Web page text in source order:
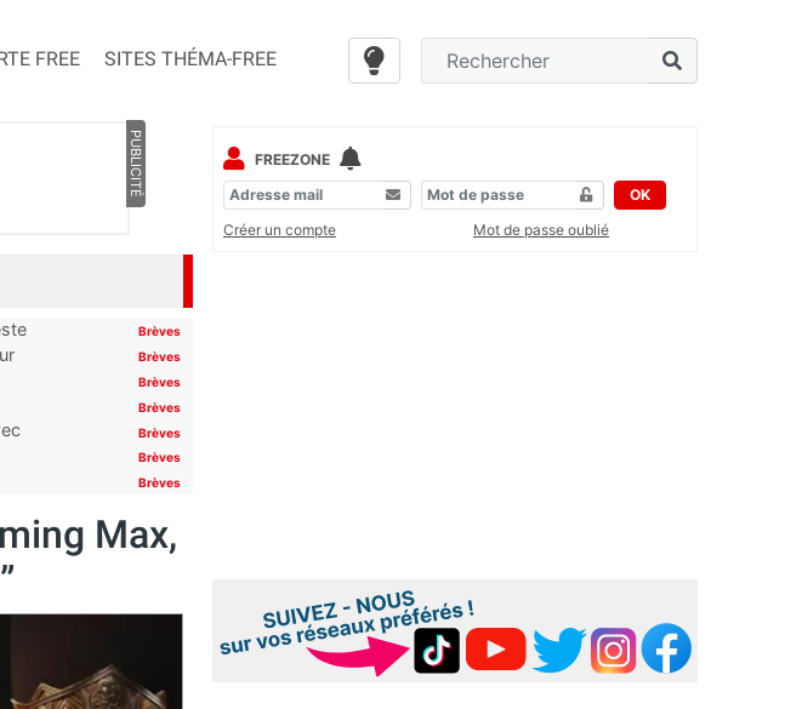
FREE SITES THÉMA-FREE
PUBLICITÉ
Brèves
Brèves
Brèves
Brèves
Brèves
Brèves
Brèves
Max,
FREEZONE
OK
Créer un compte
Mot de passe oublié